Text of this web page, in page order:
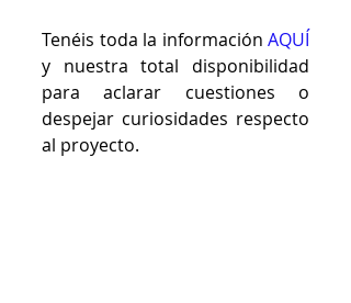
Tenéis toda la información AQUÍ
y nuestra total disponibilidad
para aclarar cuestiones o
despejar curiosidades respecto
al proyecto.